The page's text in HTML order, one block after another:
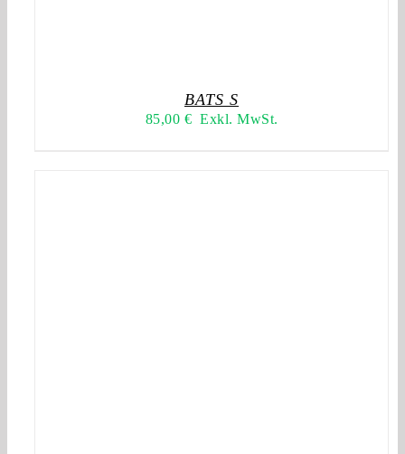
BATS S
85,00 € Exkl. MwSt.